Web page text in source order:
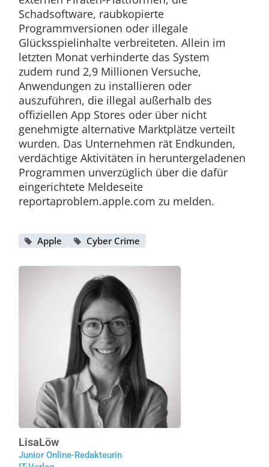
Schadsoftware, raubkopierte
Programmversionen oder illegale
Glücksspielinhalte verbreiteten. Allein im
letzten Monat verhinderte das System
zudem rund 2,9 Millionen Versuche,
Anwendungen zu installieren oder
auszuführen, die illegal außerhalb des
offiziellen App Stores oder über nicht
genehmigte alternative Marktplätze verteilt
wurden. Das Unternehmen rät Endkunden,
verdächtige Aktivitäten in heruntergeladenen
Programmen unverzüglich über die dafür
eingerichtete Meldeseite
reportaproblem.apple.com zu melden.
Apple Cyber Crime
LisaLöw
Junior Online-Redakteurin